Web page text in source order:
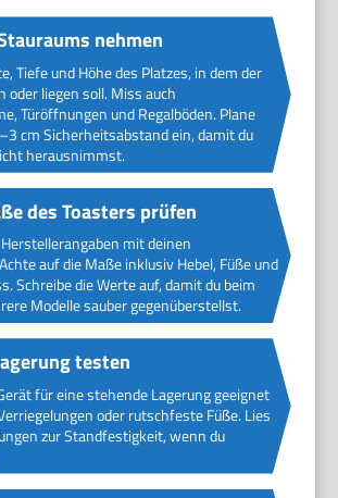
nehmen
Tiefe und Höhe des Platzes, in dem der
oder liegen soll. Miss auch
Türöffnungen und Regalböden. Plane
cm Sicherheitsabstand ein, damit du
herausnimmst.
des Toasters prüfen
mit deinen
auf die Maße inklusiv Hebel, Füße und
Schreibe die Werte auf, damit du beim
Modelle sauber gegenüberstellst.
testen
für eine stehende Lagerung geeignet
oder rutschfeste Füße. Lies
zur Standfestigkeit, wenn du